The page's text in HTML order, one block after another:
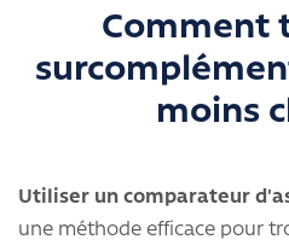
Comment
moins
Utiliser un comparateur
une méthode efficace pour